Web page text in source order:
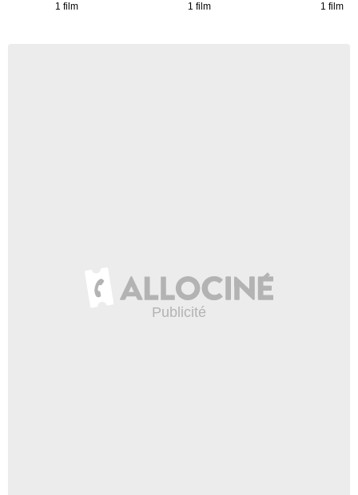
1 film 1 film 1 film